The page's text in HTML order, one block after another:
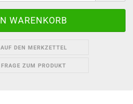
AUF DEN MERKZETTEL
FRAGE ZUM PRODUKT